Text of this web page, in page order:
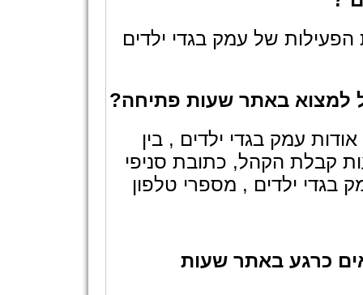
של עמק בגדי ילדים
למצוא באתר שעות פתיחה?
עמק בגדי ילדים , בין
קבלת הקהל, כתובת סניפי
בגדי ילדים , מספרי טלפון
כרגע באתר שעות